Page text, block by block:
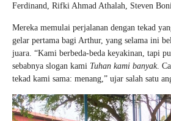
Ferdinand, Rifki Ahmad Athalah, Steven
Mereka memulai perjalanan dengan tekad
gelar pertama bagi Arthur, yang selama ini
juara. “Kami berbeda-beda keyakinan, tapi
sebabnya slogan kami Tuhan kami banyak.
tekad kami sama: menang,” ujar salah satu